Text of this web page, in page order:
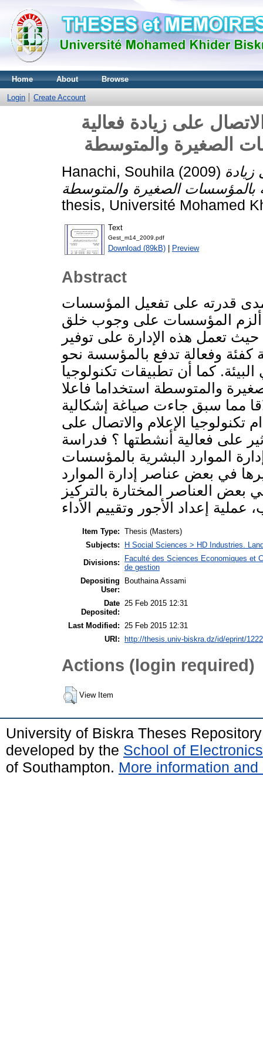
Home About Browse
Login Create Account
على زيادة فعالية
الصغيرة والمتوسطة
Hanachi, Souhila (2009) زيادة
thesis, Université Mohamed
Text
Gest_m14_2009.pdf
Download (89kB) | Preview
Abstract
قدرته على تفعيل المؤسسات
ألزم المؤسسات على وجوب خلق
حيث تعمل هذه الإدارة على توفير
كفئة وفعالة تدفع بالمؤسسة نحو
كما أن تطبيقات تكنولوجيا
والمتوسطة استخداما فاعلا
مما سبق جاءت صياغة إشكالية
تكنولوجيا الإعلام والاتصال على
على فعالية أنشطتها ؟ فدراسة
الموارد البشرية بالمؤسسات
في بعض عناصر إدارة الموارد
بعض العناصر المختارة بالتركيز
Item Type: Thesis (Masters)
Subjects:
H Social Sciences > HD Industries.
Divisions:
Faculté des Sciences Economiques et
de gestion
Depositing
User:
Bouthaina Assami
Date
Deposited:
25 Feb 2015 12:31
Last Modified:
25 Feb 2015 12:31
URI:
http://thesis.univ-biskra.dz/id/eprint/1222
Actions (login required)
View Item
University of Biskra Theses
developed by the School of
of Southampton. More information